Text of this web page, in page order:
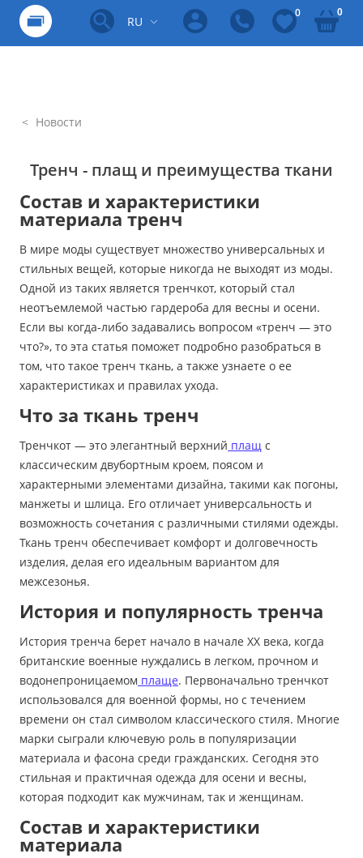
RU
0 0
Новости
Тренч - плащ и преимущества ткани
Состав и характеристики
материала тренч
В мире моды существует множество универсальных и
стильных вещей, которые никогда не выходят из моды.
Одной из таких является тренчкот, который стал
неотъемлемой частью гардероба для весны и осени.
Если вы когда-либо задавались вопросом «тренч — это
что?», то эта статья поможет подробно разобраться в
том, что такое тренч ткань, а также узнаете о ее
характеристиках и правилах ухода.
Что за ткань тренч
Тренчкот — это элегантный верхний плащ с
классическим двубортным кроем, поясом и
характерными элементами дизайна, такими как погоны,
манжеты и шлица. Его отличает универсальность и
возможность сочетания с различными стилями одежды.
Ткань тренч обеспечивает комфорт и долговечность
изделия, делая его идеальным вариантом для
межсезонья.
История и популярность тренча
История тренча берет начало в начале XX века, когда
британские военные нуждались в легком, прочном и
водонепроницаемом плаще. Первоначально тренчкот
использовался для военной формы, но с течением
времени он стал символом классического стиля. Многие
марки сыграли ключевую роль в популяризации
материала и фасона среди гражданских. Сегодня это
стильная и практичная одежда для осени и весны,
которая подходит как мужчинам, так и женщинам.
Состав и характеристики
материала